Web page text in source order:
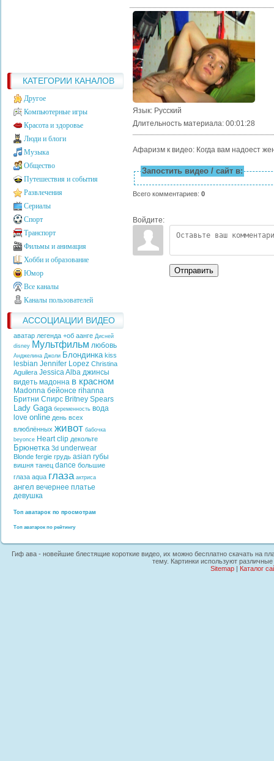
КАТЕГОРИИ КАНАЛОВ
Другое
Компьютерные игры
Красота и здоровье
Люди и блоги
Музыка
Общество
Путешествия и события
Развлечения
Сериалы
Спорт
Транспорт
Фильмы и анимация
Хобби и образование
Юмор
Все каналы
Каналы пользователей
АССОЦИАЦИИ ВИДЕО
аватар легенда +об аанге Дисней
disney Мультфильм любовь
Анджелина Джоли Блондинка kiss
lesbian Jennifer Lopez Christina
Aguilera Jessica Alba джинсы
видеть мадонна в красном
Madonna бейонсе rihanna
Бритни Спирс Britney Spears
Lady Gaga беременность вода
love online день всех
влюблённых живот бабочка
beyonce Heart clip декольте
Брюнетка 3d underwear
Blonde fergie грудь asian губы
вишня танец dance большие
глаза aqua глаза актриса
ангел вечернее платье
девушка
Топ аватарок по просмотрам
Топ аватарок по рейтингу
Язык: Русский
Длительность материала: 00:01:28
Афаризм к видео: Когда вам надоест
Запостить видео / сайт в:
Всего комментариев: 0
Войдите:
Отправить
Гиф ава - новейшие блестящие короткие видео, их можно бесплатно скачать на
тему. Картинки используют
Sitemap| Каталог